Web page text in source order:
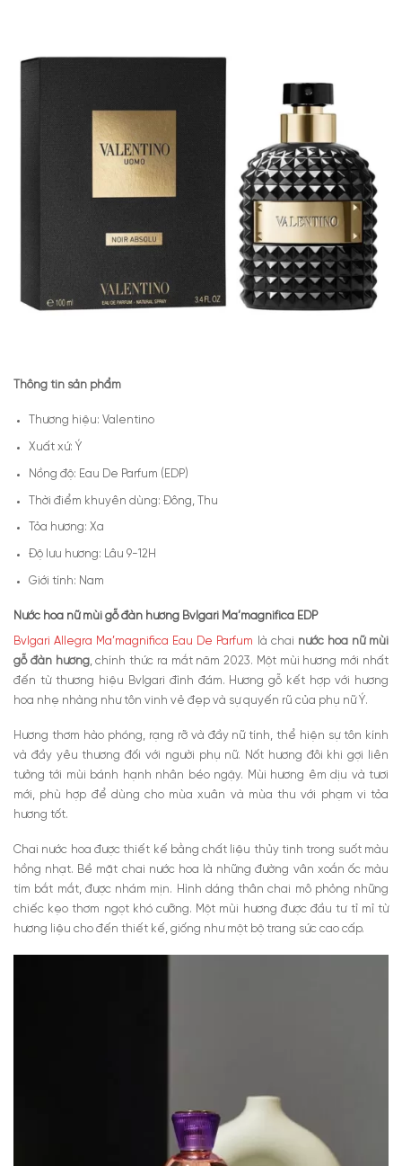
Thông tin sản phẩm
Thương hiệu: Valentino
Xuất xứ: Ý
Nồng độ: Eau De Parfum (EDP)
Thời điểm khuyên dùng: Đông, Thu
Tỏa hương: Xa
Độ lưu hương: Lâu 9-12H
Giới tính: Nam
Nước hoa nữ mùi gỗ đàn hương Bvlgari Ma’magnifica EDP
Bvlgari Allegra Ma’magnifica Eau De Parfum là chai nước hoa nữ mùi
gỗ đàn hương, chính thức ra mắt năm 2023. Một mùi hương mới nhất
đến từ thương hiệu Bvlgari đình đám. Hương gỗ kết hợp với hương
hoa nhẹ nhàng như tôn vinh vẻ đẹp và sự quyến rũ của phụ nữ Ý.
Hương thơm hào phóng, rạng rỡ và đầy nữ tính, thể hiện sự tôn kính
và đầy yêu thương đối với người phụ nữ. Nốt hương đôi khi gợi liên
tưởng tới mùi bánh hạnh nhân béo ngậy. Mùi hương êm dịu và tươi
mới, phù hợp để dùng cho mùa xuân và mùa thu với phạm vi tỏa
hương tốt.
Chai nước hoa được thiết kế bằng chất liệu thủy tinh trong suốt màu
hồng nhạt. Bề mặt chai nước hoa là những đường vân xoắn ốc màu
tím bắt mắt, được nhám mịn. Hình dáng thân chai mô phỏng những
chiếc kẹo thơm ngọt khó cưỡng. Một mùi hương được đầu tư tỉ mỉ từ
hương liệu cho đến thiết kế, giống như một bộ trang sức cao cấp.